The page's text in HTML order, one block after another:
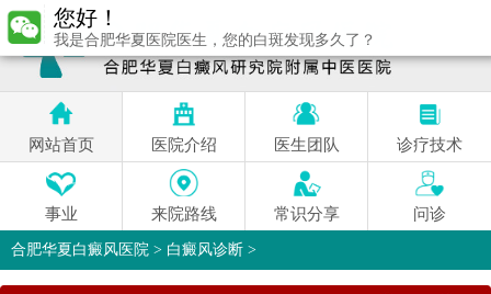
网站首页 医院介绍 医生团队 诊疗技术
事业 来院路线 常识分享 问诊
合肥华夏白癜风医院 > 白癜风诊断 >
您好！
我是合肥华夏医院医生，您的白斑发现多久了？